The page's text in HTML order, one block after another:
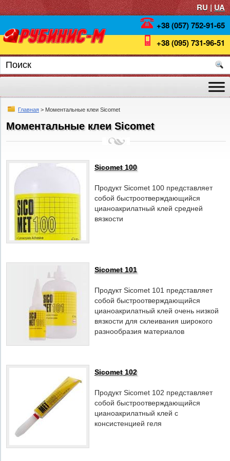
RU |UA
+38 (057) 752-91-65
+38 (095) 731-96-51
Главная > Моментальные клеи Sicomet
Моментальные клеи Sicomet
Sicomet 100
Продукт Sicomet 100 представляет
собой быстроотверждающийся
цианоакрилатный клей средней
вязкости
Sicomet 101
Продукт Sicomet 101 представляет
собой быстроотверждающийся
цианоакрилатный клей очень низкой
вязкости для склеивания широкого
разнообразия материалов
Sicomet 102
Продукт Sicomet 102 представляет
собой быстроотверждающийся
цианоакрилатный клей с
консистенцией геля